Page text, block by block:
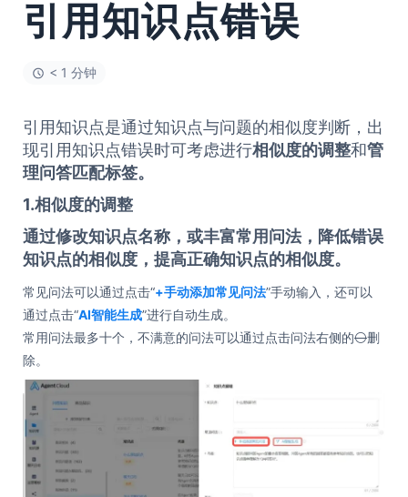
引用知识点错误
< 1 分钟
引用知识点是通过知识点与问题的相似度判断，出
现引用知识点错误时可考虑进行相似度的调整和管
理问答匹配标签。
1.相似度的调整
通过修改知识点名称，或丰富常用问法，降低错误
知识点的相似度，提高正确知识点的相似度。
常见问法可以通过点击“+手动添加常见问法”手动输入，还可以
通过点击“AI智能生成”进行自动生成。
常用问法最多十个，不满意的问法可以通过点击问法右侧的⚪删
除。